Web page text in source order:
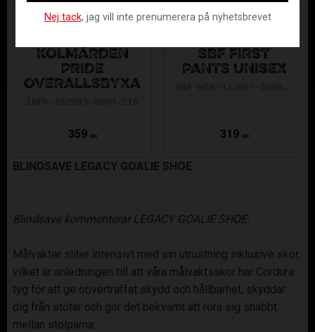
KOLMÅRDEN
PRIDE
OVERALLSBYXA
359 KR
SBF FIRST
PANTS UNISEX
319 KR
BLINDSAVE LEGACY GOALIE SHOE
Blindsave kommenterar LEGACY GOALIE SHOE:
Målvakter sliter intensivt med sin utrustning inklusive skor,
vilket är anledningen till att våra målvaktsskor har Cordura-
tyg för att ge oöverträffat skydd och hållbarhet, skyddar
dig från stötar och gör det bekvämt att röra sig snabbt
mellan stolparna.
Nej tack, jag vill inte prenumerera på nyhetsbrevet